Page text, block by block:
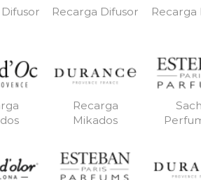
Recarga Difusor Recarga
Recarga
Mikados